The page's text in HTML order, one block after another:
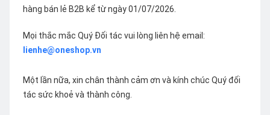
hàng bán lẻ B2B kể từ ngày 01/07/2026.
Mọi thắc mắc Quý Đối tác vui lòng liên hệ email:
lienhe@oneshop.vn
Một lần nữa, xin chân thành cảm ơn và kính chúc Quý đối
tác sức khoẻ và thành công.